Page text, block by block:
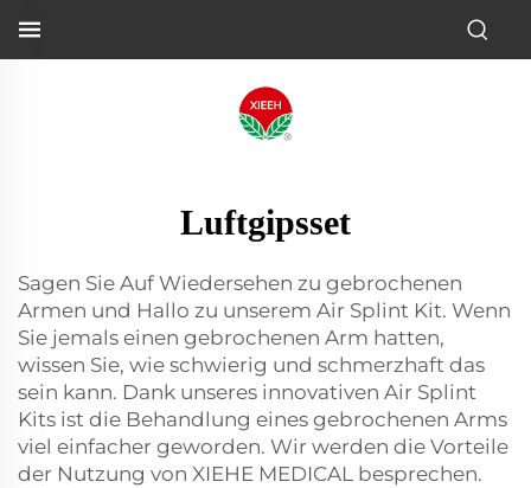
Luftgipsset
Sagen Sie Auf Wiedersehen zu gebrochenen
Armen und Hallo zu unserem Air Splint Kit. Wenn
Sie jemals einen gebrochenen Arm hatten,
wissen Sie, wie schwierig und schmerzhaft das
sein kann. Dank unseres innovativen Air Splint
Kits ist die Behandlung eines gebrochenen Arms
viel einfacher geworden. Wir werden die Vorteile
der Nutzung von XIEHE MEDICAL besprechen.